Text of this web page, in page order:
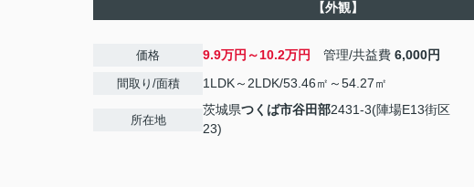
【外観】
価格 9.9万円～10.2万円 管理/共益費 6,000円
間取り/面積 1LDK～2LDK/53.46㎡～54.27㎡
所在地
茨城県つくば市谷田部2431-3(陣場E13街区
23)